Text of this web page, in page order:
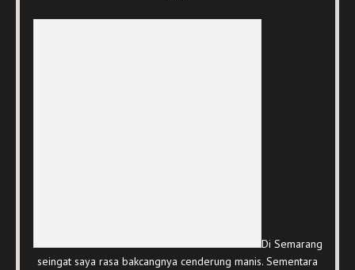
Di Semarang
seingat saya rasa bakcangnya cenderung manis. Sementara